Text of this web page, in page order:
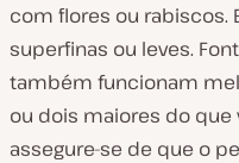
com flores ou rabiscos.
superfinas ou leves.
também funcionam
ou dois maiores do
assegure-se de que o